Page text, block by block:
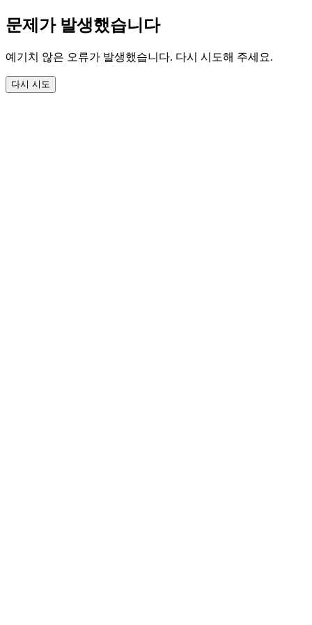
문제가 발생했습니다
예기치 않은 오류가 발생했습니다. 다시 시도해 주세요.
다시 시도